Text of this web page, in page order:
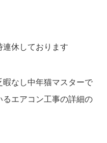
休しております
なし中年猫マスターで
エアコン工事の詳細の